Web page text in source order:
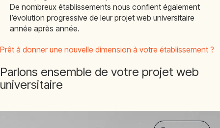
De nombreux établissements nous confient également
l’évolution progressive de leur projet web universitaire
année après année.
Prêt à donner une nouvelle dimension à votre établissement ?
Parlons ensemble de votre projet web
universitaire